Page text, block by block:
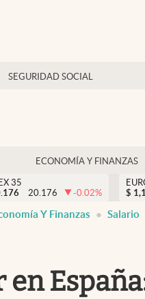
SEGURIDAD SOCIAL
ECONOMÍA Y FINANZAS
35
20.176 -0.02%
$
Y Finanzas Salario
en